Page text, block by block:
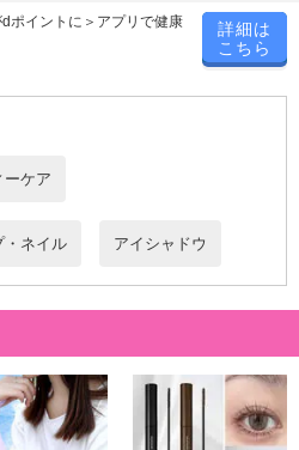
ポイントに＞アプリで健康
詳細は
こちら
ーケア
・ネイル アイシャドウ